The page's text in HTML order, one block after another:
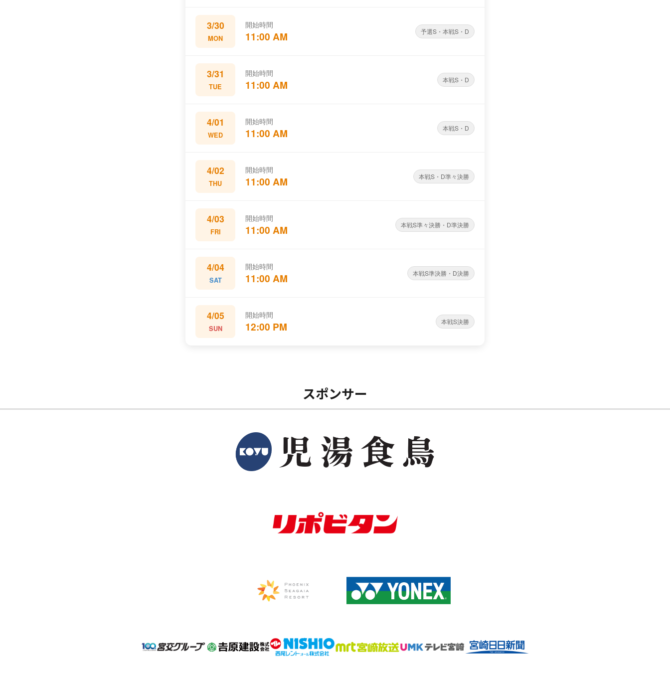
3/30
MON
開始時間
11:00 AM 予選S・本戦S・D
3/31
TUE
開始時間
11:00 AM 本戦S・D
4/01
WED
開始時間
11:00 AM 本戦S・D
4/02
THU
開始時間
11:00 AM 本戦S・D準々決勝
4/03
FRI
開始時間
11:00 AM 本戦S準々決勝・D準決勝
4/04
SAT
開始時間
11:00 AM 本戦S準決勝・D決勝
4/05
SUN
開始時間
12:00 PM 本戦S決勝
スポンサー